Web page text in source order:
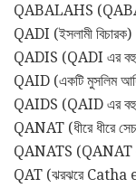
QABALAHS
QADI (ইসলামী বিচারক)
QADIS (QADI এর
QAID (একটি মুসলিম
QAIDS (QAID এর
QANAT (ধীরে ধীরে
QANATS (QANAT
QAT (ঝরঝরে Catha